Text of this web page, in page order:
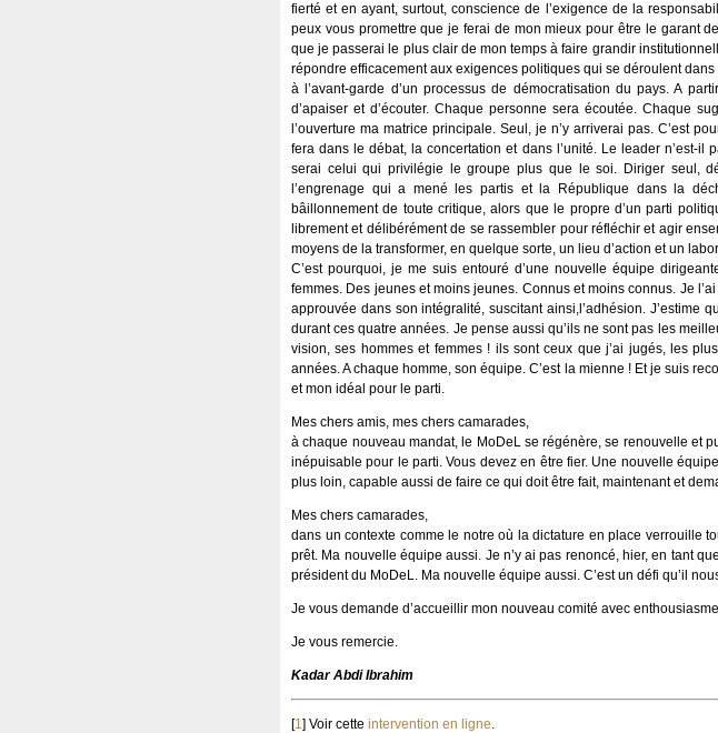
fierté et en ayant, surtout, conscience de l’exigence de la
peux vous promettre que je ferai de mon mieux pour être le garant
que je passerai le plus clair de mon temps à faire grandir
répondre efficacement aux exigences politiques qui se déroulent
à l’avant-garde d’un processus de démocratisation du pays. A
d’apaiser et d’écouter. Chaque personne sera écoutée. Chaque
l’ouverture ma matrice principale. Seul, je n’y arriverai pas. C’est
fera dans le débat, la concertation et dans l’unité. Le leader n’est-
serai celui qui privilégie le groupe plus que le soi. Diriger seul,
l’engrenage qui a mené les partis et la République dans la
bâillonnement de toute critique, alors que le propre d’un parti
librement et délibérément de se rassembler pour réfléchir et agir
moyens de la transformer, en quelque sorte, un lieu d’action et un
C’est pourquoi, je me suis entouré d’une nouvelle équipe
femmes. Des jeunes et moins jeunes. Connus et moins connus. Je
approuvée dans son intégralité, suscitant ainsi,l’adhésion. J’estime
durant ces quatre années. Je pense aussi qu’ils ne sont pas les
vision, ses hommes et femmes ! ils sont ceux que j’ai jugés, les
années. A chaque homme, son équipe. C’est la mienne ! Et je suis
et mon idéal pour le parti.
Mes chers amis, mes chers camarades,
à chaque nouveau mandat, le MoDeL se régénère, se renouvelle et
inépuisable pour le parti. Vous devez en être fier. Une nouvelle
plus loin, capable aussi de faire ce qui doit être fait, maintenant et
Mes chers camarades,
dans un contexte comme le notre où la dictature en place verrouille
prêt. Ma nouvelle équipe aussi. Je n’y ai pas renoncé, hier, en tant
président du MoDeL. Ma nouvelle équipe aussi. C’est un défi qu’il
Je vous demande d’accueillir mon nouveau comité avec
Je vous remercie.
Kadar Abdi Ibrahim
[1] Voir cette intervention en ligne.